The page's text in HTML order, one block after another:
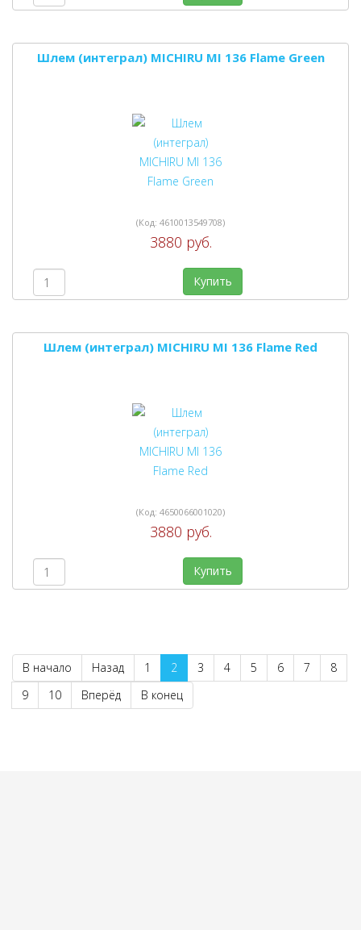
Шлем (интеграл) MICHIRU MI 136 Flame Green
(Код: 4610013549708)
3880 руб.
Купить
Шлем (интеграл) MICHIRU MI 136 Flame Red
(Код: 4650066001020)
3880 руб.
Купить
В начало Назад 1 2 3 4 5 6 7
8
9
10 Вперёд В конец